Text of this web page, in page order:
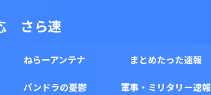
さら速
ねらーアンテナ まとめたった速報
パンドラの憂鬱 軍事・ミリタリー速報